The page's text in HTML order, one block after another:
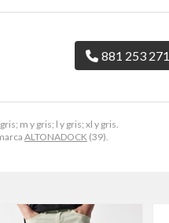
m y gris; l y gris; xl y gris.
ALTONADOCK (39).
881 253 271